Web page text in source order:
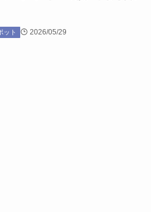
ット 2026/05/29